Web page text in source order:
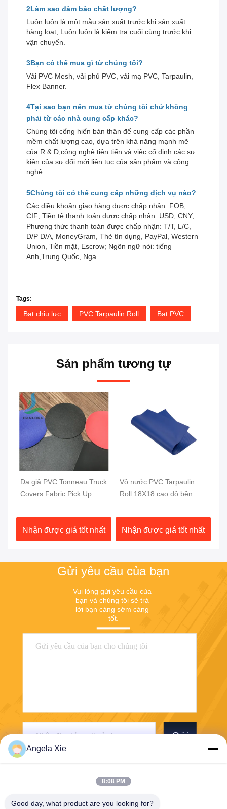
2Làm sao đảm bảo chất lượng?
Luôn luôn là một mẫu sản xuất trước khi sản xuất
hàng loạt; Luôn luôn là kiểm tra cuối cùng trước khi
vận chuyển.
3Bạn có thể mua gì từ chúng tôi?
Vải PVC Mesh, vải phủ PVC, vải mạ PVC, Tarpaulin,
Flex Banner.
4Tại sao bạn nên mua từ chúng tôi chứ không
phải từ các nhà cung cấp khác?
Chúng tôi cống hiến bản thân để cung cấp các phần
mềm chất lượng cao, dựa trên khả năng mạnh mẽ
của R & D,công nghệ tiên tiến và việc cố định các sự
kiện của sự đổi mới liên tục của sản phẩm và công
nghệ.
5Chúng tôi có thể cung cấp những dịch vụ nào?
Các điều khoản giao hàng được chấp nhận: FOB,
CIF; Tiền tệ thanh toán được chấp nhận: USD, CNY;
Phương thức thanh toán được chấp nhận: T/T, L/C,
D/P D/A, MoneyGram, Thẻ tín dụng, PayPal, Western
Union, Tiền mặt, Escrow; Ngôn ngữ nói: tiếng
Anh,Trung Quốc, Nga.
Tags:
Bạt chịu lực PVC Tarpaulin Roll Bạt PVC
Sản phẩm tương tự
Tonneau Truck
Pick Up
20X20
giá tốt nhất
Vô nước PVC Tarpaulin
Roll 18X18 cao độ bền
Tarpaulin 610GSM
Nhận được giá tốt nhất
Không thấm
Tarpaulin
gồm 1000D X
20X20 650GSM
Nhận được
Gửi yêu cầu của bạn
Vui lòng gửi yêu cầu của
bạn và chúng tôi sẽ trả
lời bạn càng sớm càng
tốt.
Gửi
Angela Xie
8:08 PM
Good day, what product are you looking for?